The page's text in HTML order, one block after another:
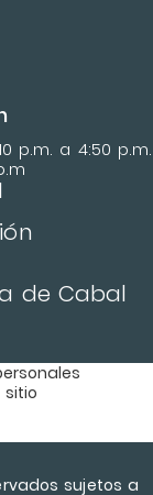
p.m. a 4:50 p.m.
de Cabal
sitio
sujetos a